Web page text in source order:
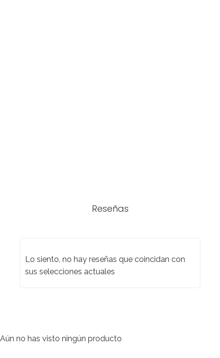
Reseñas
Lo siento, no hay reseñas que coincidan con
sus selecciones actuales
Aún no has visto ningún producto